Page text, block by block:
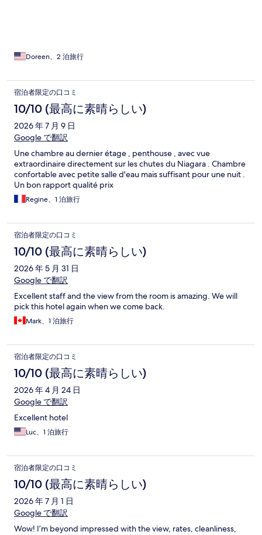
Doreen、2 泊旅行
宿泊者限定の口コミ
10/10 (最高に素晴らしい)
2026 年 7 月 9 日
Google で翻訳
Une chambre au dernier étage , penthouse , avec vue
extraordinaire directement sur les chutes du Niagara . Chambre
confortable avec petite salle d'eau mais suffisant pour une nuit .
Un bon rapport qualité prix
Regine、1 泊旅行
宿泊者限定の口コミ
10/10 (最高に素晴らしい)
2026 年 5 月 31 日
Google で翻訳
Excellent staff and the view from the room is amazing. We will
pick this hotel again when we come back.
Mark、1 泊旅行
宿泊者限定の口コミ
10/10 (最高に素晴らしい)
2026 年 4 月 24 日
Google で翻訳
Excellent hotel
Luc、1 泊旅行
宿泊者限定の口コミ
10/10 (最高に素晴らしい)
2026 年 7 月 1 日
Google で翻訳
Wow! I’m beyond impressed with the view, rates, cleanliness,